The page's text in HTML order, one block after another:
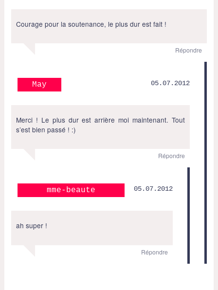
Courage pour la soutenance, le plus dur est fait !
Répondre
May 05.07.2012
Merci ! Le plus dur est arrière moi maintenant. Tout
s’est bien passé ! :)
Répondre
mme-beaute 05.07.2012
ah super !
Répondre